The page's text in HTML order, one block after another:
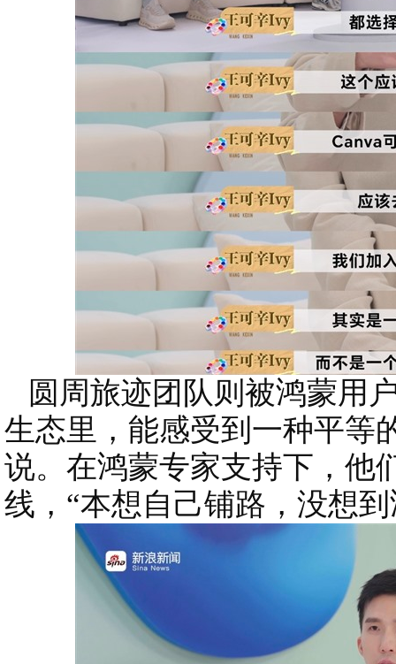
圆周旅迹团队则被鸿蒙用
生态里，能感受到一种平等
说。在鸿蒙专家支持下，他
线，“本想自己铺路，没想